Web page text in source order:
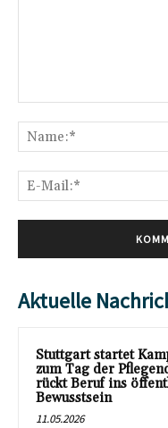
Aktuelle
Stuttgart startet
zum Tag der
rückt Beruf ins
Bewusstsein
11.05.2026